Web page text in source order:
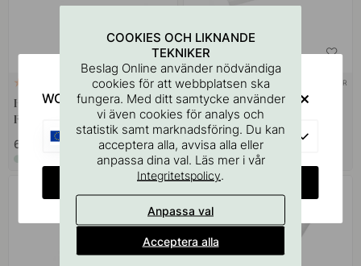
+ LÄNGDER
Handtag Curve - Rostfritt Stål
Finish
65 kr
4 + LÄNGDER
Handtag Curve - Vit
75 kr
I lager
COOKIES OCH LIKNANDE
TEKNIKER
Beslag Online använder nödvändiga
cookies för att webbplatsen ska
fungera. Med ditt samtycke använder
vi även cookies för analys och
statistik samt marknadsföring. Du kan
acceptera alla, avvisa alla eller
anpassa dina val. Läs mer i vår
Integritetspolicy.
Anpassa val
Acceptera alla
WOULD YOU RATHER VISIT?
EU
CHANGE COUNTRY